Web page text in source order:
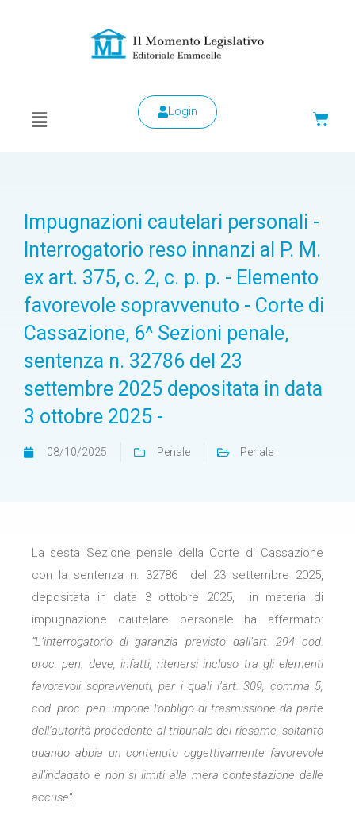
Login
Impugnazioni cautelari personali -
Interrogatorio reso innanzi al P. M.
ex art. 375, c. 2, c. p. p. - Elemento
favorevole sopravvenuto - Corte di
Cassazione, 6^ Sezioni penale,
sentenza n. 32786 del 23
settembre 2025 depositata in data
3 ottobre 2025 -
08/10/2025 Penale Penale
La sesta Sezione penale della Corte di Cassazione
con la sentenza n. 32786 del 23 settembre 2025,
depositata in data 3 ottobre 2025, in materia di
impugnazione cautelare personale ha affermato:
“L’interrogatorio di garanzia previsto dall’art. 294 cod.
proc. pen. deve, infatti, ritenersi incluso tra gli elementi
favorevoli sopravvenuti, per i quali l’art. 309, comma 5,
cod. proc. pen. impone l’obbligo di trasmissione da parte
dell’autorità procedente al tribunale del riesame, soltanto
quando abbia un contenuto oggettivamente favorevole
all’indagato e non si limiti alla mera contestazione delle
accuse“.